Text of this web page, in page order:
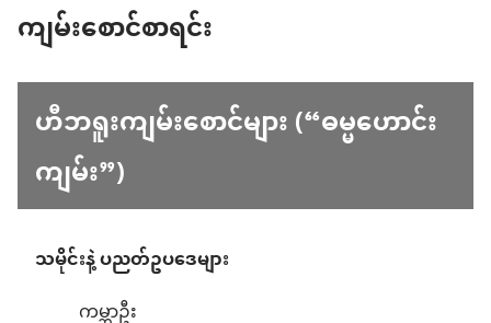
ကျမ်းစောင်စာရင်း
ဟီဘရူးကျမ်းစောင်များ (“ဓမ္မဟောင်း
ကျမ်း”)
သမိုင်းနဲ့ ပညတ်ဥပဒေများ
ကမ္ဘာဦး